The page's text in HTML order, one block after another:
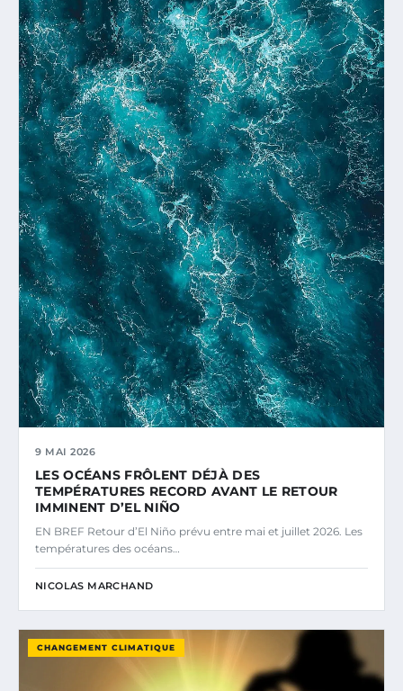
9 MAI 2026
LES OCÉANS FRÔLENT DÉJÀ DES
TEMPÉRATURES RECORD AVANT LE RETOUR
IMMINENT D’EL NIÑO
EN BREF Retour d’El Niño prévu entre mai et juillet 2026. Les
températures des océans…
NICOLAS MARCHAND
CHANGEMENT CLIMATIQUE